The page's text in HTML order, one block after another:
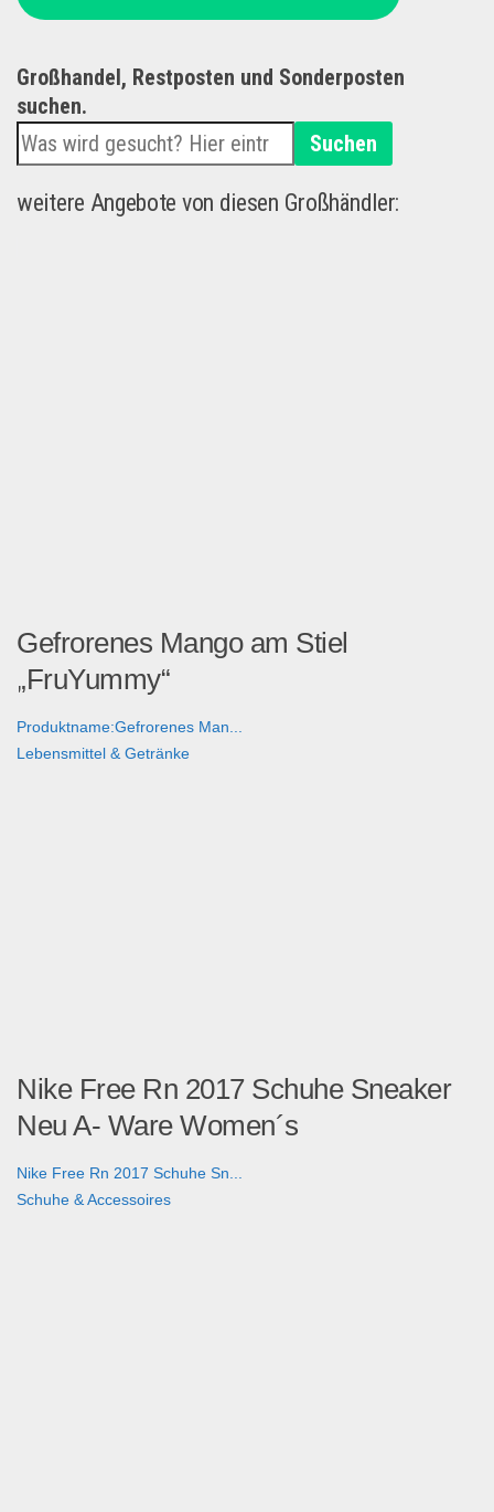
Großhandel, Restposten und Sonderposten
suchen.
Suchen
weitere Angebote von diesen Großhändler:
Gefrorenes Mango am Stiel
„FruYummy“
Produktname:Gefrorenes Man...
Lebensmittel & Getränke
Nike Free Rn 2017 Schuhe Sneaker
Neu A- Ware Women´s
Nike Free Rn 2017 Schuhe Sn...
Schuhe & Accessoires